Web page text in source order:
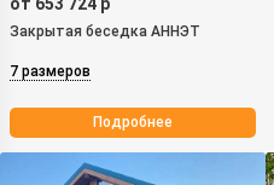
от 653 724 р
Закрытая беседка АННЭТ
7 размеров
Подробнее